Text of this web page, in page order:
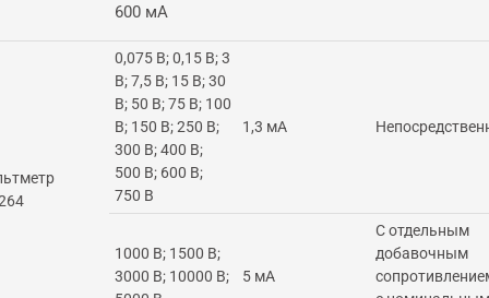
600 мА
0,075 В; 0,15 В; 3
В; 7,5 В; 15 В; 30
В; 50 В; 75 В; 100
В; 150 В; 250 В;
300 В; 400 В;
500 В; 600 В;
750 В
1,3 мА
1000 В; 1500 В;
3000 В; 10000 В;
5 мА
С отдельным
добавочным